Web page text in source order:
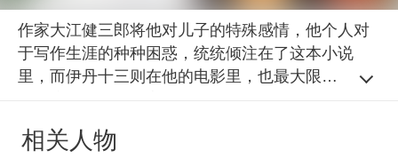
作家大江健三郎将他对儿子的特殊感情，他个人对
于写作生涯的种种困惑，统统倾注在了这本小说
里，而伊丹十三则在他的电影里，也最大限度地保
哥哥身体好，妹妹美智子带着哥哥去学游泳，可是
相关人物